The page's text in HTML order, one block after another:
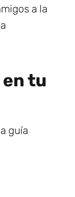
a la
tu
guía